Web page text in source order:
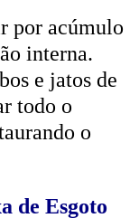
por acúmulo
interna.
e jatos de
todo o
o
de Esgoto